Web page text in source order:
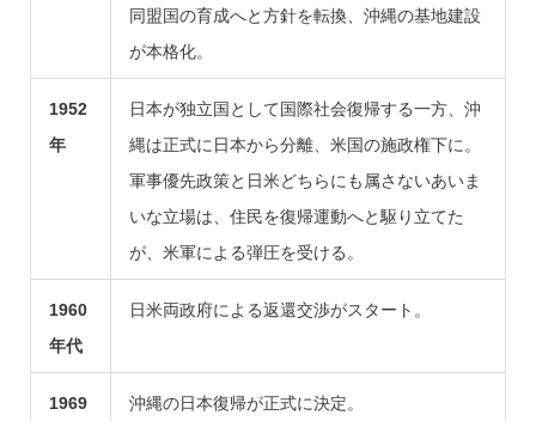
同盟国の育成へと方針を転換、沖縄の基地建設
が本格化。
1952
年
日本が独立国として国際社会復帰する一方、沖
縄は正式に日本から分離、米国の施政権下に。
軍事優先政策と日米どちらにも属さないあいま
いな立場は、住民を復帰運動へと駆り立てた
が、米軍による弾圧を受ける。
1960
年代
日米両政府による返還交渉がスタート。
1969
沖縄の日本復帰が正式に決定。